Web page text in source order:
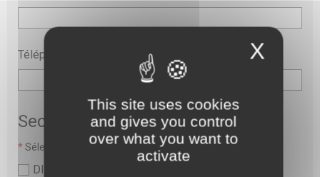
Téléphone
Secteur
* Sélectionner une valeur :
DIRECTION
X
This site uses cookies
and gives you control
over what you want to
activate